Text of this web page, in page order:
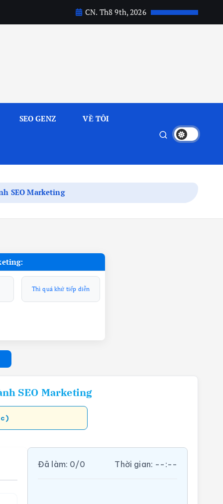
CN. Th8 9th, 2026
SEO GENZ VỀ TÔI
SEO Marketing
Thì quá khứ tiếp diễn
SEO Marketing
Đã làm: 0/0 Thời gian: --:--